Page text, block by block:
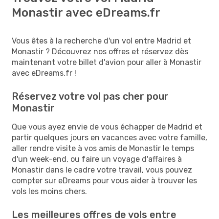
Monastir avec eDreams.fr
Vous êtes à la recherche d'un vol entre Madrid et
Monastir ? Découvrez nos offres et réservez dès
maintenant votre billet d'avion pour aller à Monastir
avec eDreams.fr !
Réservez votre vol pas cher pour
Monastir
Que vous ayez envie de vous échapper de Madrid et
partir quelques jours en vacances avec votre famille,
aller rendre visite à vos amis de Monastir le temps
d'un week-end, ou faire un voyage d'affaires à
Monastir dans le cadre votre travail, vous pouvez
compter sur eDreams pour vous aider à trouver les
vols les moins chers.
Les meilleures offres de vols entre